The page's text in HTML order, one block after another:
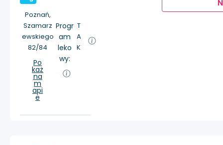
Poznań,
Szamarz
ewskiego
82/84
Po
każ
na
m
api
e
Progr
am
leko
wy:
T
A
K
Ń